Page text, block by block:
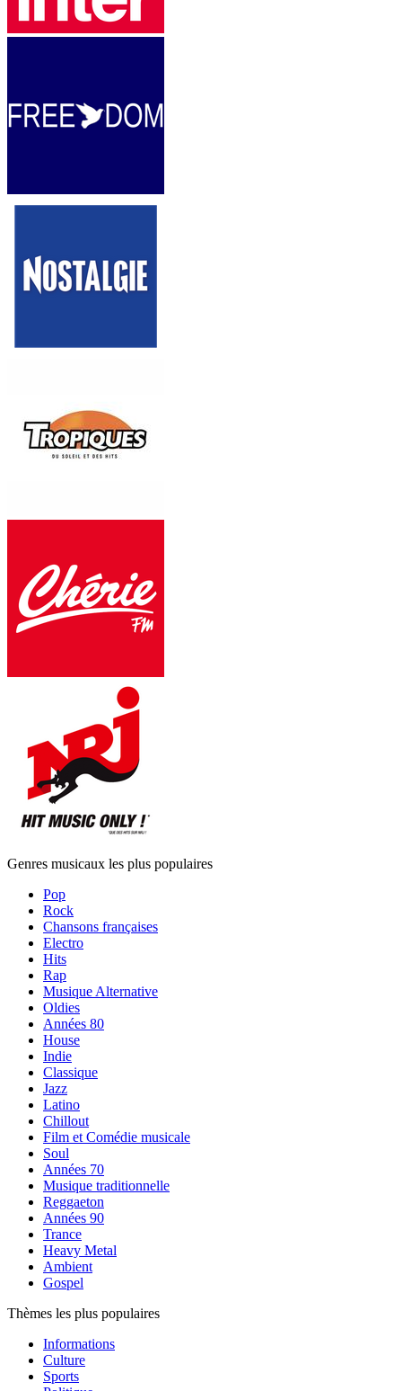
Genres musicaux les plus populaires
Pop
Rock
Chansons françaises
Electro
Hits
Rap
Musique Alternative
Oldies
Années 80
House
Indie
Classique
Jazz
Latino
Chillout
Film et Comédie musicale
Soul
Années 70
Musique traditionnelle
Reggaeton
Années 90
Trance
Heavy Metal
Ambient
Gospel
Thèmes les plus populaires
Informations
Culture
Sports